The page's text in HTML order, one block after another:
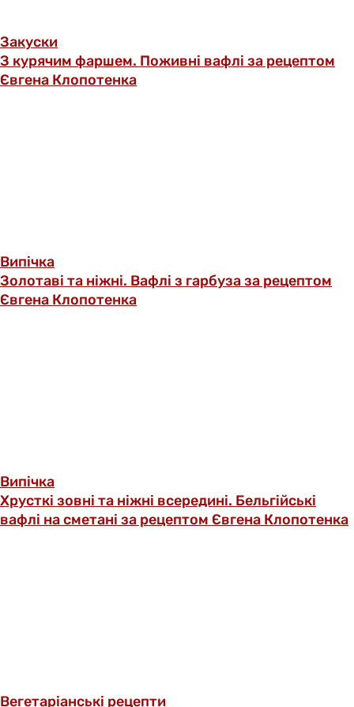
Закуски
З курячим фаршем. Поживні вафлі за рецептом
Євгена Клопотенка
Випічка
Золотаві та ніжні. Вафлі з гарбуза за рецептом
Євгена Клопотенка
Випічка
Хрусткі зовні та ніжні всередині. Бельгійські
вафлі на сметані за рецептом Євгена Клопотенка
Вегетаріанські рецепти